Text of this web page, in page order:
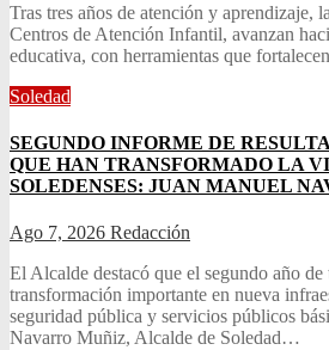
Tras tres años de atención y aprendizaje,
Centros de Atención Infantil, avanzan
educativa, con herramientas que
Soledad
SEGUNDO INFORME DE
QUE HAN TRANSFORMADO LA
SOLEDENSES: JUAN MANUEL
Ago 7, 2026 Redacción
El Alcalde destacó que el segundo año de
transformación importante en nueva
seguridad pública y servicios públicos
Navarro Muñiz, Alcalde de Soledad…